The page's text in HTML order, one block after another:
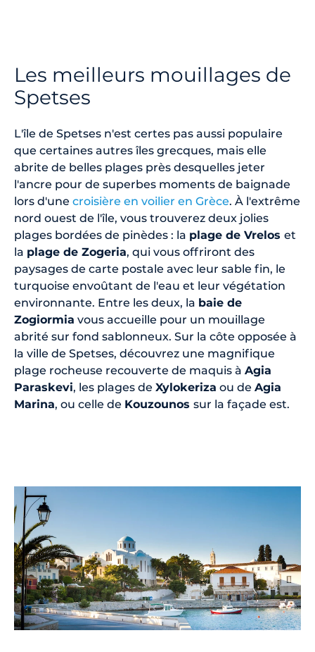
Les meilleurs mouillages de
Spetses
L'île de Spetses n'est certes pas aussi populaire
que certaines autres îles grecques, mais elle
abrite de belles plages près desquelles jeter
l'ancre pour de superbes moments de baignade
lors d'une croisière en voilier en Grèce. À l'extrême
nord ouest de l'île, vous trouverez deux jolies
plages bordées de pinèdes : la plage de Vrelos et
la plage de Zogeria, qui vous offriront des
paysages de carte postale avec leur sable fin, le
turquoise envoûtant de l'eau et leur végétation
environnante. Entre les deux, la baie de
Zogiormia vous accueille pour un mouillage
abrité sur fond sablonneux. Sur la côte opposée à
la ville de Spetses, découvrez une magnifique
plage rocheuse recouverte de maquis à Agia
Paraskevi, les plages de Xylokeriza ou de Agia
Marina, ou celle de Kouzounos sur la façade est.